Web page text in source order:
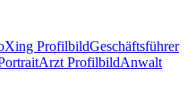
Xing ProfilbildGeschäftsführer
Arzt ProfilbildAnwalt